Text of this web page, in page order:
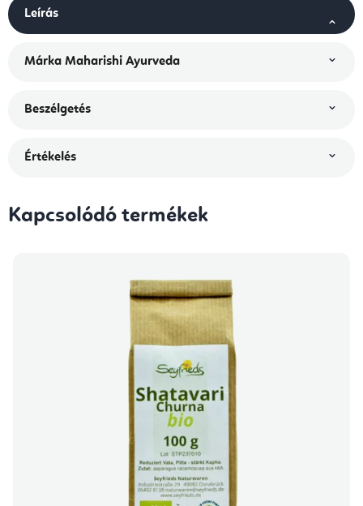
Leírás
Márka Maharishi Ayurveda
Beszélgetés
Értékelés
Kapcsolódó termékek